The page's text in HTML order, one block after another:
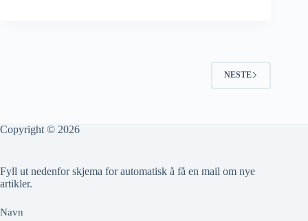
NESTE
Copyright © 2026
Fyll ut nedenfor skjema for automatisk å få en mail om nye
artikler.
Navn